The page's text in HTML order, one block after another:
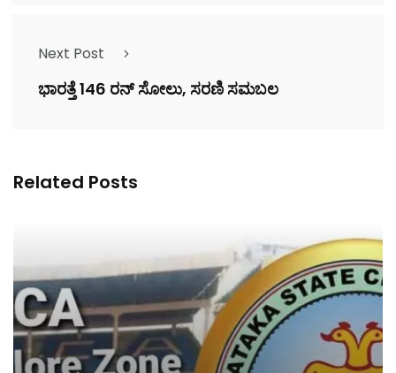
Next Post
ಭಾರತ್ತೆ 146 ರನ್ ಸೋಲು, ಸರಣಿ ಸಮಬಲ
Related Posts